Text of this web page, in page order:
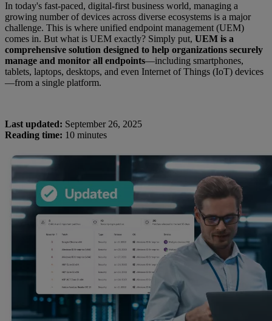
In today's fast-paced, digital-first business world, managing a
growing number of devices across diverse ecosystems is a major
challenge. This is where unified endpoint management (UEM)
comes in. But what is UEM exactly? Simply put, UEM is a
comprehensive solution designed to help organizations securely
manage and monitor all endpoints—including smartphones,
tablets, laptops, desktops, and even Internet of Things (IoT) devices
—from a single platform.
Last updated: September 26, 2025
Reading time: 10 minutes